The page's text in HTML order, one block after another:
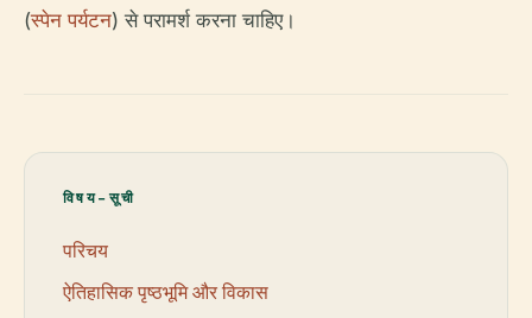
(स्पेन पर्यटन) से परामर्श करना चाहिए।
विषय-सूची
परिचय
ऐतिहासिक पृष्ठभूमि और विकास